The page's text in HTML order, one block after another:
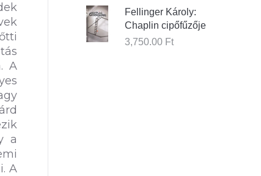
A
a
A
Fellinger Károly:
Chaplin cipőfűzője
3,750.00 Ft